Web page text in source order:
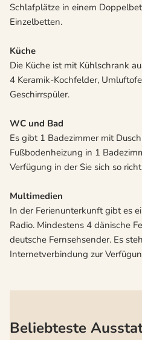
Schlafplätze in einem
Einzelbetten.
Küche
Die Küche ist mit Kühlschrank
4 Keramik-Kochfelder,
Geschirrspüler.
WC und Bad
Es gibt 1 Badezimmer mit
Fußbodenheizung in 1
Verfügung in der Sie sich so
Multimedien
In der Ferienunterkunft gibt es
Radio. Mindestens 4 dänische
deutsche Fernsehsender. Es
Internetverbindung zur
Beliebteste